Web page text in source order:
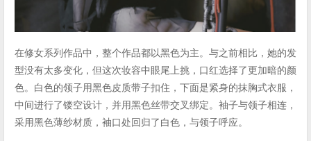
在修女系列作品中，整个作品都以黑色为主。与之前相比，她的发
型没有太多变化，但这次妆容中眼尾上挑，口红选择了更加暗的颜
色。白色的领子用黑色皮质带子扣住，下面是紧身的抹胸式衣服，
中间进行了镂空设计，并用黑色丝带交叉绑定。袖子与领子相连，
采用黑色薄纱材质，袖口处回归了白色，与领子呼应。